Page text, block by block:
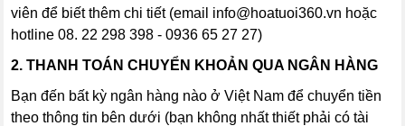
viên để biết thêm chi tiết (email info@hoatuoi360.vn hoặc
hotline 08. 22 298 398 - 0936 65 27 27)
2. THANH TOÁN CHUYỂN KHOẢN QUA NGÂN HÀNG
Bạn đến bất kỳ ngân hàng nào ở Việt Nam để chuyển tiền
theo thông tin bên dưới (bạn không nhất thiết phải có tài